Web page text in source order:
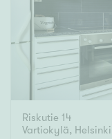
Riskutie 14
Vartiokylä, Helsinki